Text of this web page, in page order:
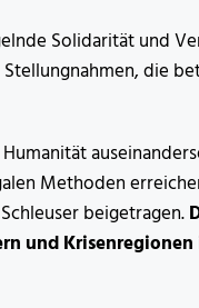
Solidarität und
die
Methoden
beigetragen.
und